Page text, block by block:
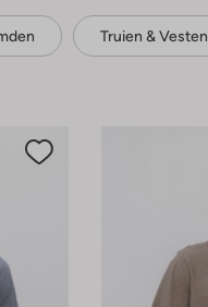
Truien & Vesten